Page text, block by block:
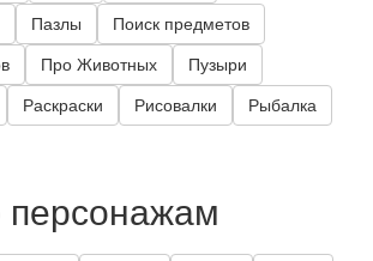
Пазлы Поиск предметов
Про Животных Пузыри
Раскраски Рисовалки Рыбалка